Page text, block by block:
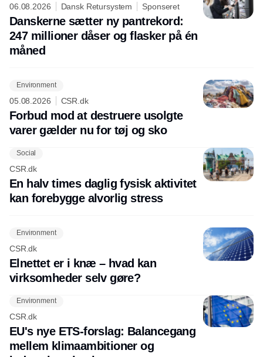
06.08.2026 Dansk Retursystem Sponseret
Danskerne sætter ny pantrekord:
247 millioner dåser og flasker på én
måned
Environment
05.08.2026 CSR.dk
Forbud mod at destruere usolgte
varer gælder nu for tøj og sko
Social
CSR.dk
En halv times daglig fysisk aktivitet
kan forebygge alvorlig stress
Environment
CSR.dk
Elnettet er i knæ – hvad kan
virksomheder selv gøre?
Environment
CSR.dk
EU's nye ETS-forslag: Balancegang
mellem klimaambitioner og